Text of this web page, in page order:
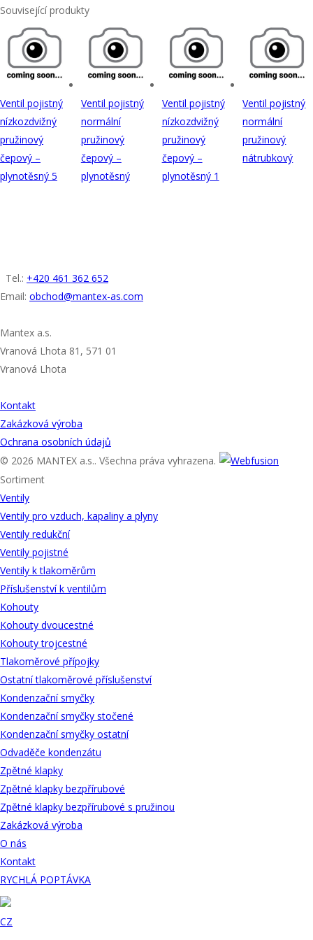
Související produkty
Ventil pojistný
nízkozdvižný
pružinový
čepový –
plynotěsný 5
Ventil pojistný
normální
pružinový
čepový –
plynotěsný
Ventil pojistný
nízkozdvižný
pružinový
čepový –
plynotěsný 1
Ventil pojistný
normální
pružinový
nátrubkový
Tel.: +420 461 362 652
Email: obchod@mantex-as.com
Mantex a.s.
Vranová Lhota 81, 571 01
Vranová Lhota
Kontakt
Zakázková výroba
Ochrana osobních údajů
© 2026 MANTEX a.s.. Všechna práva vyhrazena.
Sortiment
Ventily
Ventily pro vzduch, kapaliny a plyny
Ventily redukční
Ventily pojistné
Ventily k tlakoměrům
Příslušenství k ventilům
Kohouty
Kohouty dvoucestné
Kohouty trojcestné
Tlakoměrové přípojky
Ostatní tlakoměrové příslušenství
Kondenzační smyčky
Kondenzační smyčky stočené
Kondenzační smyčky ostatní
Odvaděče kondenzátu
Zpětné klapky
Zpětné klapky bezpřírubové
Zpětné klapky bezpřírubové s pružinou
Zakázková výroba
O nás
Kontakt
RYCHLÁ POPTÁVKA
CZ